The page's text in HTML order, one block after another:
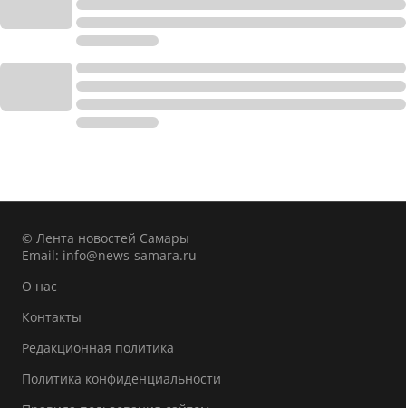
© Лента новостей Самары
Email: info@news-samara.ru
О нас
Контакты
Редакционная политика
Политика конфиденциальности